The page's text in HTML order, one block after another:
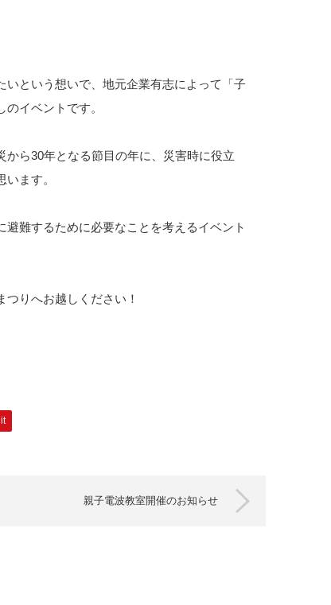
という想いで、地元企業有志によって「子
イベントです。
から30年となる節目の年に、災害時に役立
ます。
難するために必要なことを考えるイベント
りへお越しください！
親子電波教室開催のお知らせ